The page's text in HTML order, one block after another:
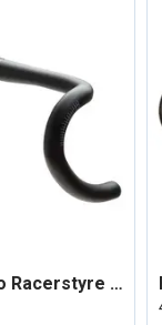
Easton EA70 RB Ergo Racerstyre OS